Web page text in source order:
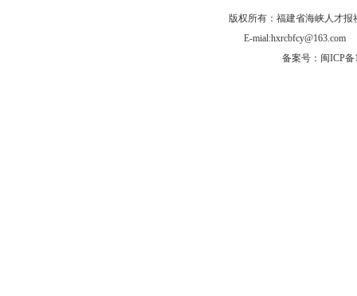
版权所有：福建省海峡人才
E-
备案号：闽ICP备